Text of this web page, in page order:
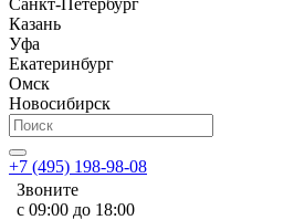
Санкт-Петербург
Казань
Уфа
Екатеринбург
Омск
Новосибирск
+7 (495) 198-98-08
Звоните
с 09:00 до 18:00